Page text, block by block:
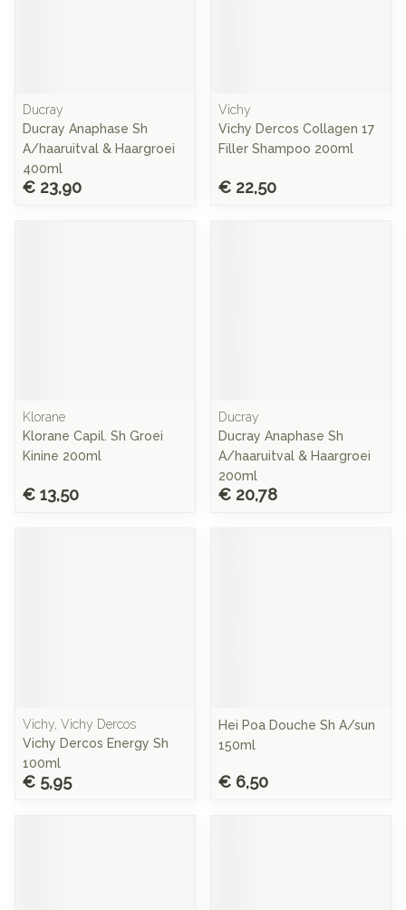
Ducray
Ducray Anaphase Sh
A/haaruitval & Haargroei
400ml
€ 23,90
Vichy
Vichy Dercos Collagen 17
Filler Shampoo 200ml
€ 22,50
Klorane
Klorane Capil. Sh Groei
Kinine 200ml
€ 13,50
Ducray
Ducray Anaphase Sh
A/haaruitval & Haargroei
200ml
€ 20,78
Vichy, Vichy Dercos
Vichy Dercos Energy Sh
100ml
€ 5,95
Hei Poa Douche Sh A/sun
150ml
€ 6,50